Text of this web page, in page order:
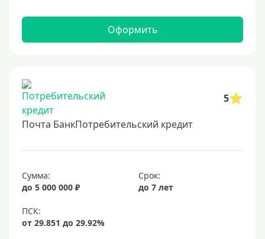
Оформить
5
Почта БанкПотребительский кредит
Сумма:
до 5 000 000 ₽
Срок:
до 7 лет